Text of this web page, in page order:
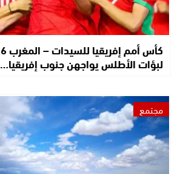
لبؤات الأطلس يواجهن جنوب إفريقيا…
مجتمع